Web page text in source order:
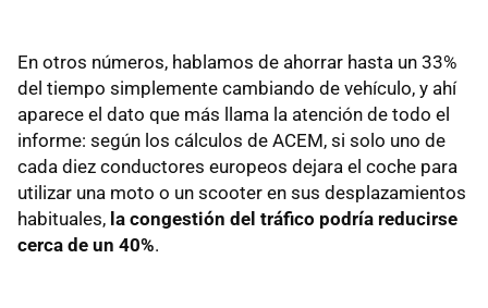
En otros números, hablamos de ahorrar hasta un 33%
del tiempo simplemente cambiando de vehículo, y ahí
aparece el dato que más llama la atención de todo el
informe: según los cálculos de ACEM, si solo uno de
cada diez conductores europeos dejara el coche para
utilizar una moto o un scooter en sus desplazamientos
habituales, la congestión del tráfico podría reducirse
cerca de un 40%.